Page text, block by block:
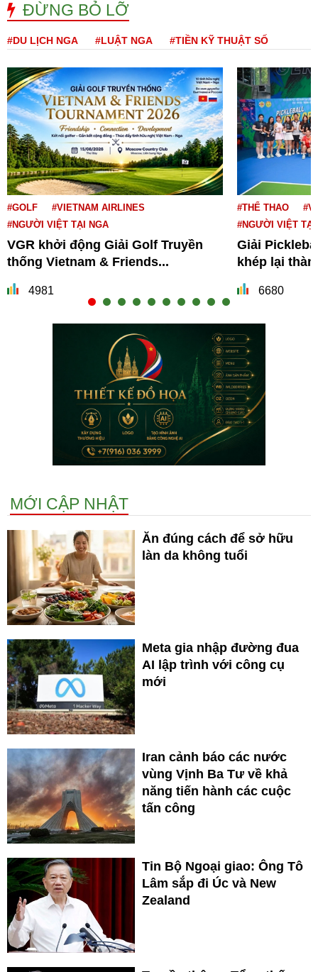
ĐỪNG BỎ LỠ
#DU LỊCH NGA #LUẬT NGA #TIỀN KỸ THUẬT SỐ
#GOLF
#VIETNAM AIRLINES
#NGƯỜI VIỆT TẠI NGA
VGR khởi động Giải Golf Truyền
thống Vietnam & Friends...
4981
#THỂ THAO
#NGƯỜI VIỆT TẠI
Giải
khép lại
6680
MỚI CẬP NHẬT
Ăn đúng cách để sở hữu
làn da không tuổi
Meta gia nhập đường đua
AI lập trình với công cụ
mới
Iran cảnh báo các nước
vùng Vịnh Ba Tư về khả
năng tiến hành các cuộc
tấn công
Tin Bộ Ngoại giao: Ông Tô
Lâm sắp đi Úc và New
Zealand